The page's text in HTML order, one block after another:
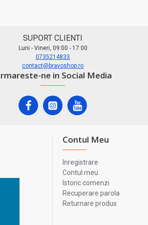
SUPORT CLIENTI
Luni - Vineri, 09:00 - 17:00
0735214833
contact@bravoshop.ro
ne in Social Media
Contul Meu
Inregistrare
Contul meu
Istoric comenzi
Recuperare parola
Returnare produs